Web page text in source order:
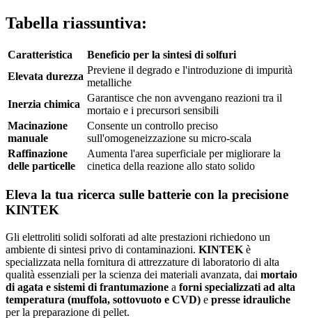
Tabella riassuntiva:
Caratteristica
Beneficio per la sintesi di solfuri
Elevata durezza
Previene il degrado e l'introduzione di impurità
metalliche
Inerzia chimica
Garantisce che non avvengano reazioni tra il
mortaio e i precursori sensibili
Macinazione
manuale
Consente un controllo preciso
sull'omogeneizzazione su micro-scala
Raffinazione
delle particelle
Aumenta l'area superficiale per migliorare la
cinetica della reazione allo stato solido
Eleva la tua ricerca sulle batterie con la precisione
KINTEK
Gli elettroliti solidi solforati ad alte prestazioni richiedono un
ambiente di sintesi privo di contaminazioni. KINTEK è
specializzata nella fornitura di attrezzature di laboratorio di alta
qualità essenziali per la scienza dei materiali avanzata, dai mortaio
di agata e sistemi di frantumazione a forni specializzati ad alta
temperatura (muffola, sottovuoto e CVD) e presse idrauliche
per la preparazione di pellet.